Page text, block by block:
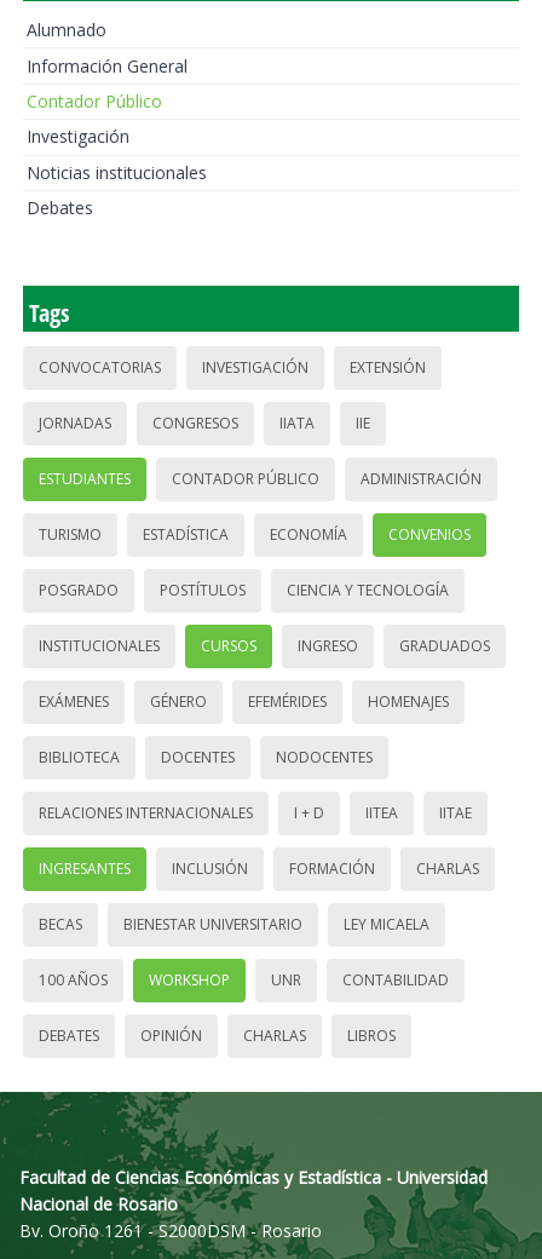
Alumnado
Información General
Contador Público
Investigación
Noticias institucionales
Debates
Tags
CONVOCATORIAS INVESTIGACIÓN EXTENSIÓN
JORNADAS CONGRESOS IIATA IIE
ESTUDIANTES CONTADOR PÚBLICO ADMINISTRACIÓN
TURISMO ESTADÍSTICA ECONOMÍA CONVENIOS
POSGRADO POSTÍTULOS CIENCIA Y TECNOLOGÍA
INSTITUCIONALES CURSOS INGRESO GRADUADOS
EXÁMENES GÉNERO EFEMÉRIDES HOMENAJES
BIBLIOTECA DOCENTES NODOCENTES
RELACIONES INTERNACIONALES I + D IITEA IITAE
INGRESANTES INCLUSIÓN FORMACIÓN CHARLAS
BECAS BIENESTAR UNIVERSITARIO LEY MICAELA
100 AÑOS WORKSHOP UNR CONTABILIDAD
DEBATES OPINIÓN CHARLAS LIBROS
Facultad de Ciencias Económicas y Estadística - Universidad
Nacional de Rosario
Bv. Oroño 1261 - S2000DSM - Rosario